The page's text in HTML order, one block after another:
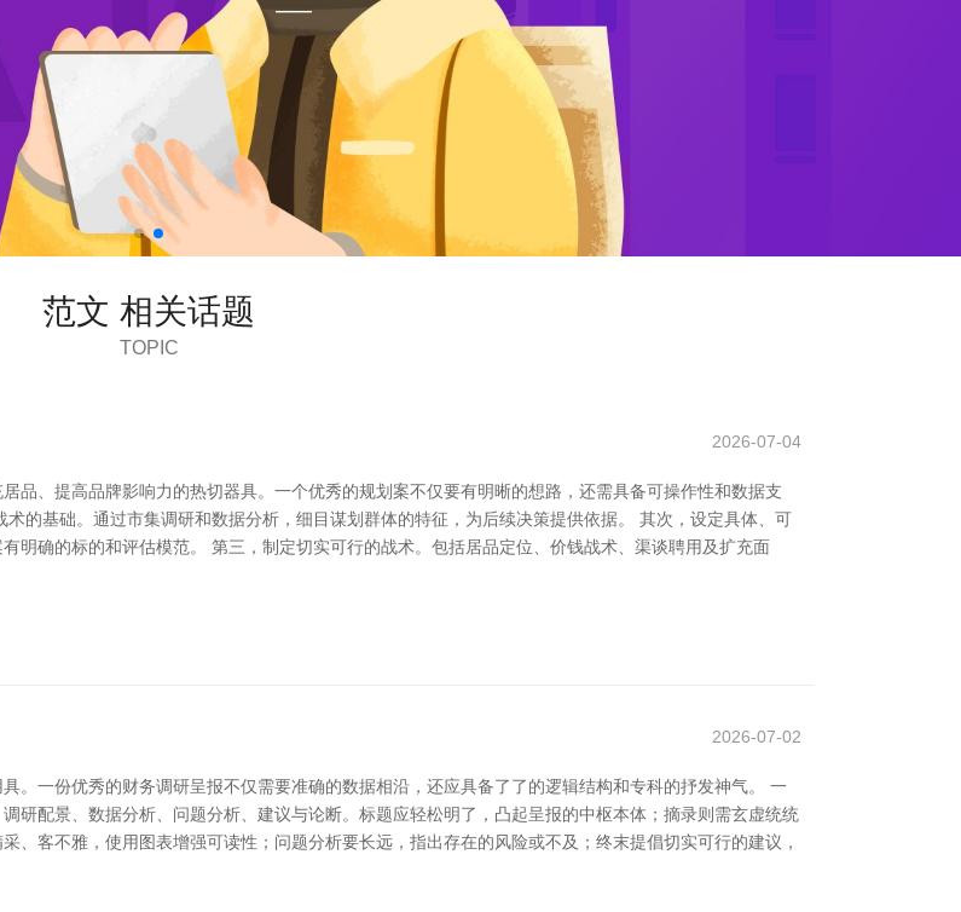
范文 相关话题
TOPIC
2026-07-04
品、提高品牌影响力的热切器具。一个优秀的规划案不仅要有明晰的想路，还需具备可操作性和数据支
的基础。通过市集调研和数据分析，细目谋划群体的特征，为后续决策提供依据。 其次，设定具体、可
明确的标的和评估模范。 第三，制定切实可行的战术。包括居品定位、价钱战术、渠谈聘用及扩充面
2026-07-02
。一份优秀的财务调研呈报不仅需要准确的数据相沿，还应具备了了的逻辑结构和专科的抒发神气。 一
研配景、数据分析、问题分析、建议与论断。标题应轻松明了，凸起呈报的中枢本体；摘录则需玄虚统统
、客不雅，使用图表增强可读性；问题分析要长远，指出存在的风险或不及；终末提倡切实可行的建议，